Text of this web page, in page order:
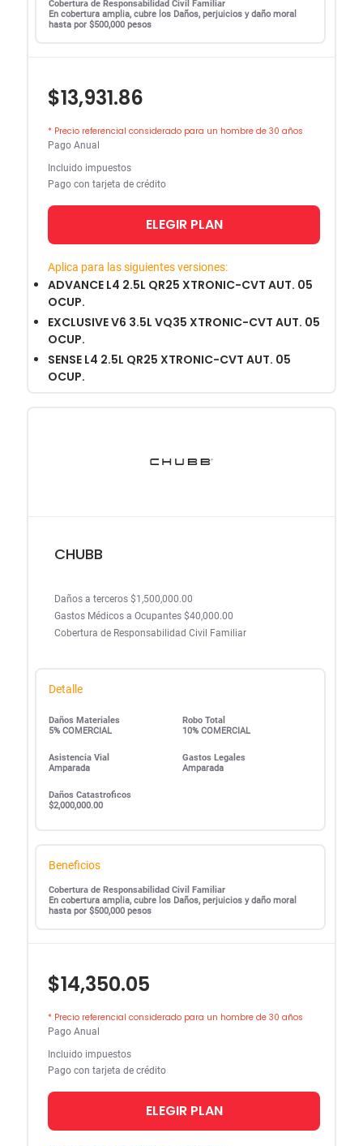
Cobertura de Responsabilidad Civil Familiar
En cobertura amplia, cubre los Daños, perjuicios y daño moral
hasta por $500,000 pesos
$13,931.86
* Precio referencial considerado para un hombre de 30 años
Pago Anual
Incluido impuestos
Pago con tarjeta de crédito
ELEGIR PLAN
Aplica para las siguientes versiones:
ADVANCE L4 2.5L QR25 XTRONIC-CVT AUT. 05
OCUP.
EXCLUSIVE V6 3.5L VQ35 XTRONIC-CVT AUT. 05
OCUP.
SENSE L4 2.5L QR25 XTRONIC-CVT AUT. 05
OCUP.
CHUBB
Daños a terceros $1,500,000.00
Gastos Médicos a Ocupantes $40,000.00
Cobertura de Responsabilidad Civil Familiar
Detalle
Daños Materiales
5% COMERCIAL
Robo Total
10% COMERCIAL
Asistencia Vial
Amparada
Gastos Legales
Amparada
Daños Catastroficos
$2,000,000.00
Beneficios
Cobertura de Responsabilidad Civil Familiar
En cobertura amplia, cubre los Daños, perjuicios y daño moral
hasta por $500,000 pesos
$14,350.05
* Precio referencial considerado para un hombre de 30 años
Pago Anual
Incluido impuestos
Pago con tarjeta de crédito
ELEGIR PLAN